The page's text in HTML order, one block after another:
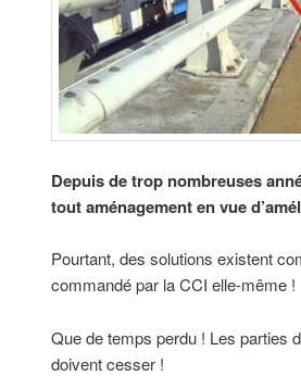
Depuis de trop nombreuses
tout aménagement en vue
Pourtant, des solutions existent
commandé par la CCI elle-même !
Que de temps perdu ! Les parties
doivent cesser !